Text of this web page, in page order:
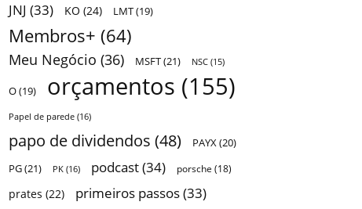
JNJ (33) KO (24) LMT(19)
Membros+ (64)
Meu Negócio (36) MSFT(21) NSC (15)
O(19) orçamentos (155)
Papel de parede (16)
papo de dividendos (48) PAYX(20)
PG(21) PK (16) podcast(34) porsche (18)
prates (22) primeiros passos(33)